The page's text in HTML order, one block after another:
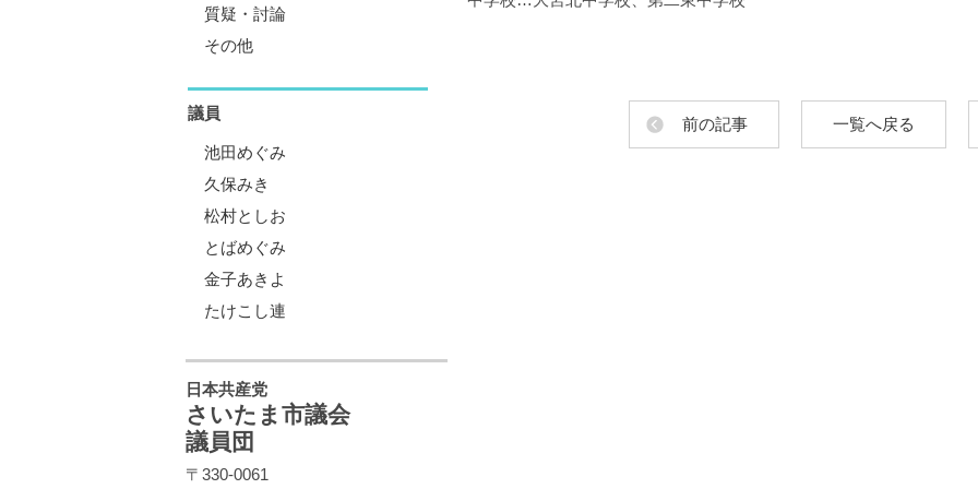
前の記事 一覧へ戻る
質疑・討論
その他
議員
池田めぐみ
久保みき
松村としお
とばめぐみ
金子あきよ
たけこし連
日本共産党
さいたま市議会
議員団
〒330-0061